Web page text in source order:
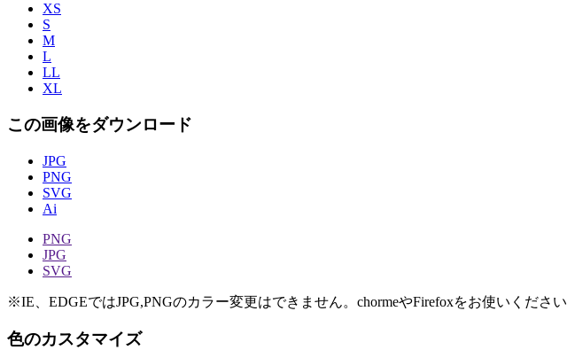
XS
S
M
L
LL
XL
この画像をダウンロード
JPG
PNG
SVG
Ai
PNG
JPG
SVG
※IE、EDGEではJPG,PNGのカラー変更はできません。chormeやFirefoxをお使いください
色のカスタマイズ